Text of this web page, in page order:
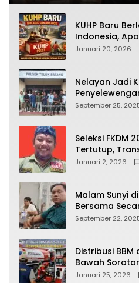
KUHP Baru
Indonesia,
Kehidupan
Januari 20, 2026
Nelayan Jadi
64.78809
September 25,
Seleksi FKDM
Tertutup,
Januari 2, 2026
Malam Sunyi
Bersama
September 22,
Distribusi BBM
Bawah
Kepentingan
Januari 25, 2026